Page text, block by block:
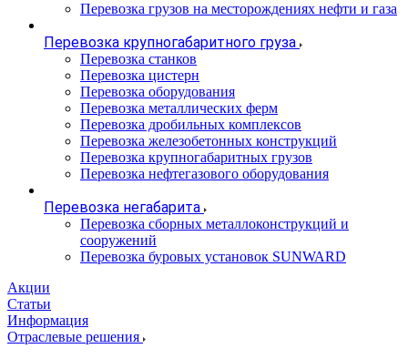
Перевозка грузов на месторождениях нефти и газа
Перевозка крупногабаритного груза
Перевозка станков
Перевозка цистерн
Перевозка оборудования
Перевозка металлических ферм
Перевозка дробильных комплексов
Перевозка железобетонных конструкций
Перевозка крупногабаритных грузов
Перевозка нефтегазового оборудования
Перевозка негабарита
Перевозка сборных металлоконструкций и
сооружений
Перевозка буровых установок SUNWARD
Акции
Статьи
Информация
Отраслевые решения